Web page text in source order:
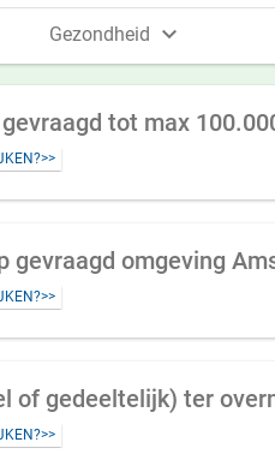
Gezondheid 
tot max
gevraagd omgeving
of gedeeltelijk) ter